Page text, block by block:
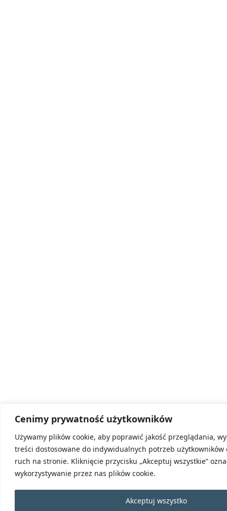
Cenimy prywatność użytkowników
Używamy plików cookie, aby poprawić jakość przeglądania,
treści dostosowane do indywidualnych potrzeb użytkowników
ruch na stronie. Kliknięcie przycisku „Akceptuj wszystkie”
wykorzystywanie przez nas plików cookie.
Akceptuj wszystko